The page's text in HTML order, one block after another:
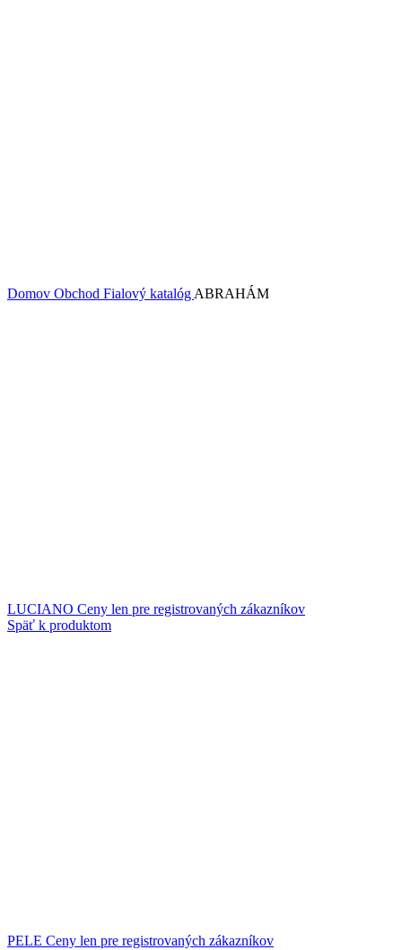
Domov Obchod Fialový katalóg ABRAHÁM
LUCIANO Ceny len pre registrovaných zákazníkov
Späť k produktom
PELE Ceny len pre registrovaných zákazníkov